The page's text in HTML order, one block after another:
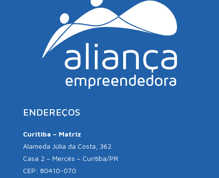
ENDEREÇOS
Curitiba – Matriz
Alameda Júlia da Costa, 362
Casa 2 – Mercês – Curitiba/PR
CEP: 80410-070